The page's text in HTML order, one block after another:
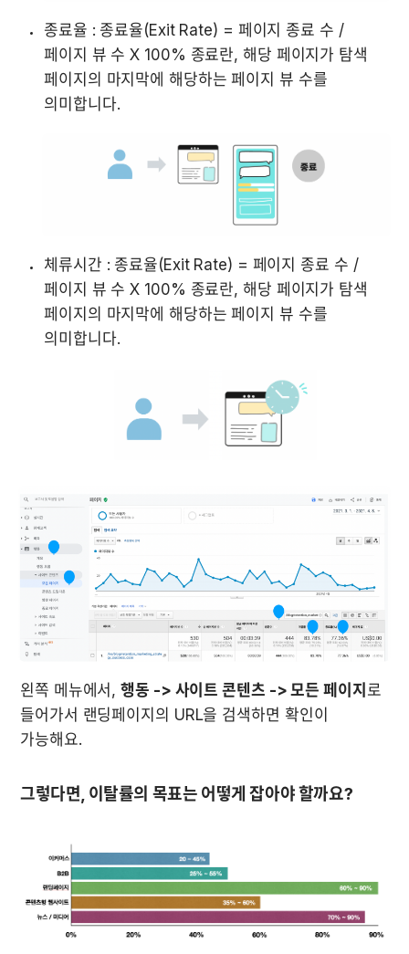
종료율 : 종료율(Exit Rate) = 페이지 종료 수 /
페이지 뷰 수 X 100% 종료란, 해당 페이지가 탐색
페이지의 마지막에 해당하는 페이지 뷰 수를
체류시간 : 종료율(Exit Rate) = 페이지 종료 수 /
페이지 뷰 수 X 100% 종료란, 해당 페이지가 탐색
페이지의 마지막에 해당하는 페이지 뷰 수를
왼쪽 메뉴에서, 행동 -> 사이트 콘텐츠 -> 모든 페이지 로
들어가서 랜딩페이지의 URL을 검색하면 확인이
가능해요.
그렇다면, 이탈률의 목표는 어떻게 잡아야 할까요?